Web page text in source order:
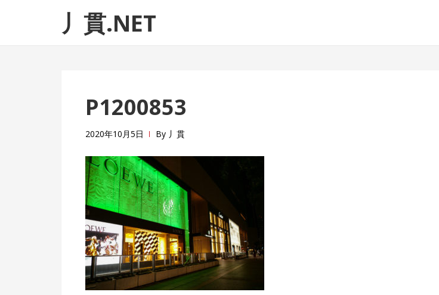
ゲ
テ丿貫.NET
P1200853
2020年10月5日 By 丿貫